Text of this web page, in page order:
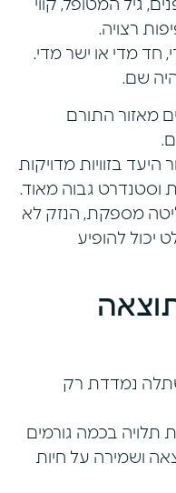
גיל המטופל, קווי
רצויה.
חד מדי או ישר מדי.
שם.
מאזור התורם
בזוויות מדויקות
וסטנדרט גבוה מאוד.
מספקת, הנזק לא
יכול להופיע
נמדדת רק
תלויה בכמה גורמים
ושמירה על חיות